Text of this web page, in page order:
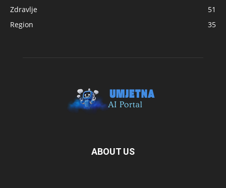
Zdravlje
51
Region
35
ABOUT US